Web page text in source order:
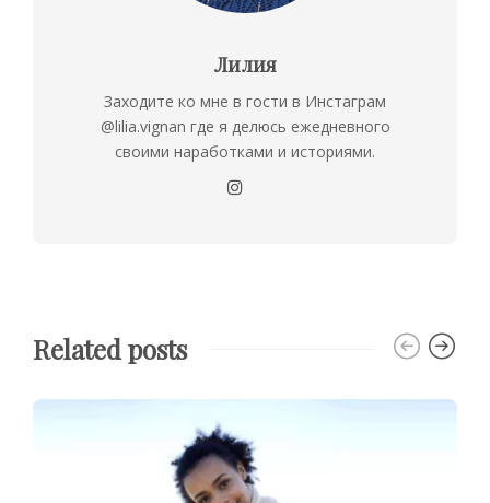
Лилия
Заходите ко мне в гости в Инстаграм
@lilia.vignan где я делюсь ежедневного
своими наработками и историями.
Related posts